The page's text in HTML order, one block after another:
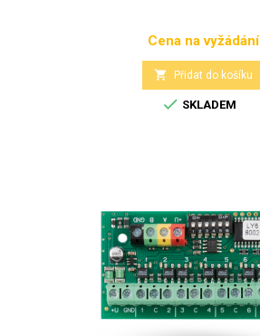
Cena
Cena na vyžádání
 Přidat do košíku
 SKLADEM